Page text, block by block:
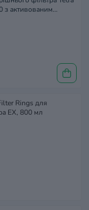
з активованим
Rings для
EX, 800 мл